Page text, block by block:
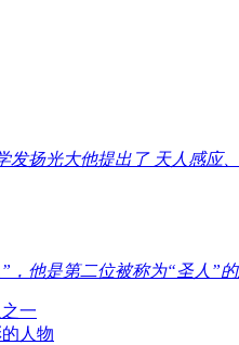
发扬光大他提出了 天人感应
他是第二位被称为“圣人”的
一
人物